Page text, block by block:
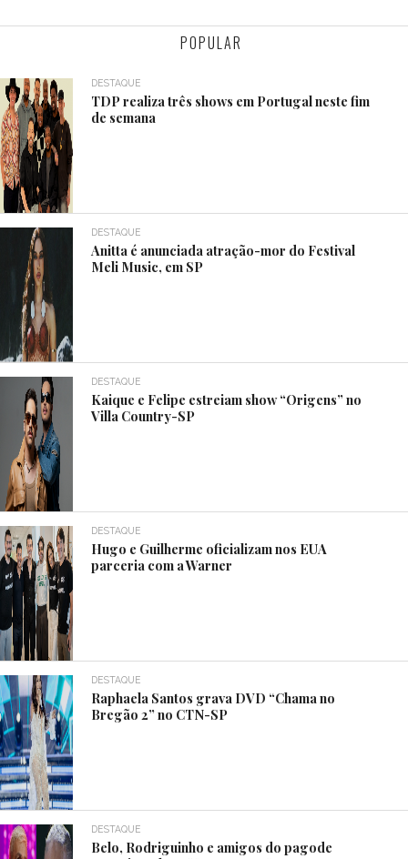
POPULAR
DESTAQUE
TDP realiza três shows em Portugal neste fim
de semana
DESTAQUE
Anitta é anunciada atração-mor do Festival
Meli Music, em SP
DESTAQUE
Kaique e Felipe estreiam show “Origens” no
Villa Country-SP
DESTAQUE
Hugo e Guilherme oficializam nos EUA
parceria com a Warner
DESTAQUE
Raphaela Santos grava DVD “Chama no
Bregão 2” no CTN-SP
DESTAQUE
Belo, Rodriguinho e amigos do pagode